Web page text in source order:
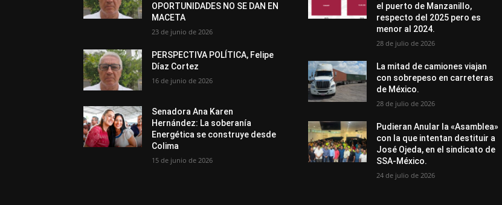
OPORTUNIDADES NO SE DAN EN
MACETA
23 de junio de 2026
PERSPECTIVA POLÍTICA, Felipe
Díaz Cortez
16 de junio de 2026
Senadora Ana Karen
Hernández: La soberanía
Energética se construye desde
Colima
15 de junio de 2026
el puerto de Manzanillo,
respecto del 2025 pero es
menor al 2024.
28 de julio de 2026
La mitad de camiones viajan
con sobrepeso en carreteras
de México.
28 de julio de 2026
Pudieran Anular la «Asamblea»
con la que intentan destituir a
José Ojeda, en el sindicato de
SSA-México.
24 de julio de 2026